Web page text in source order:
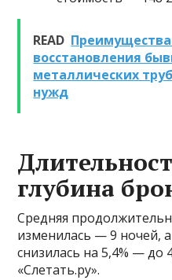
READ
восстановления
металлических
нужд
глубина
Средняя
изменилась — 9 ночей,
снизилась на 5,4% — до
«Слетать.ру».